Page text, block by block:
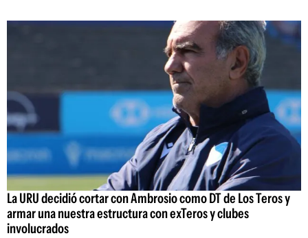
La URU decidió cortar con Ambrosio como DT de Los Teros y
armar una nuestra estructura con exTeros y clubes
involucrados